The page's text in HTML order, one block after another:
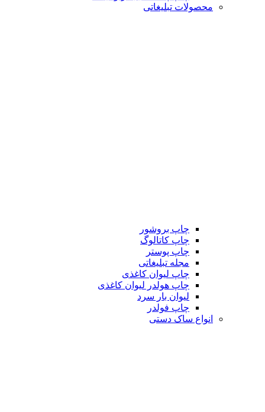
محصولات تبلیغاتی
چاپ بروشور
چاپ کاتالوگ
چاپ پوستر
مجله تبلیغاتی
چاپ لیوان کاغذی
چاپ هولدر لیوان کاغذی
لیوان بار سرد
چاپ فولدر
انواع ساک دستی